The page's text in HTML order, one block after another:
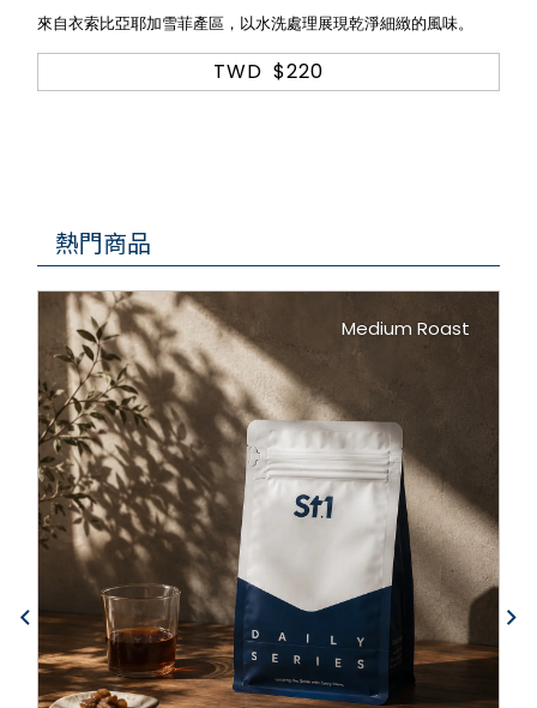
來自衣索比亞耶加雪菲產區，以水洗處理展現乾淨細緻的風味。
TWD $220
熱門商品
Medium Roast